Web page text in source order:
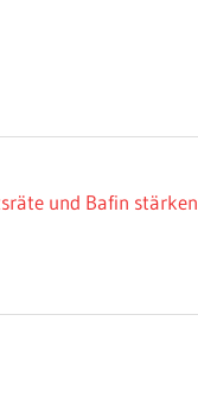
und Bafin stärken